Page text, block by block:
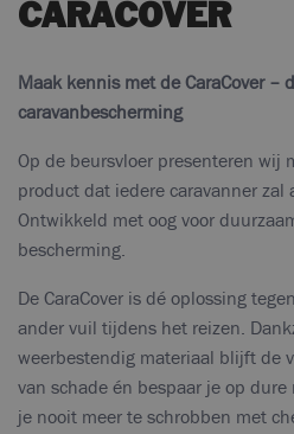
CARACOVER
Maak kennis met de CaraCover –
caravanbescherming
Op de beursvloer presenteren wij
product dat iedere caravanner zal
Ontwikkeld met oog voor
bescherming.
De CaraCover is dé oplossing
ander vuil tijdens het reizen.
weerbestendig materiaal blijft de
van schade én bespaar je op
je nooit meer te schrobben met